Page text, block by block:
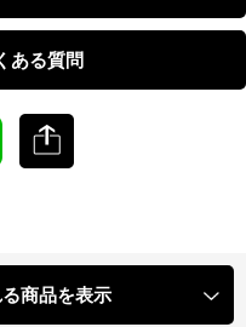
ある質問
商品を表示